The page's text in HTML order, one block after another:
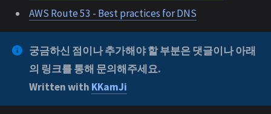
AWS Route 53 - Best practices for DNS
궁금하신 점이나 추가해야 할 부분은 댓글이나 아래
의 링크를 통해 문의해주세요.
Written with KKamJi